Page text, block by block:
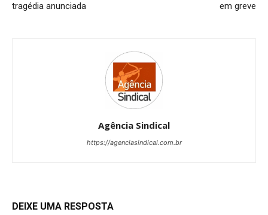
tragédia anunciada
em greve
Agência Sindical
https://agenciasindical.com.br
DEIXE UMA RESPOSTA